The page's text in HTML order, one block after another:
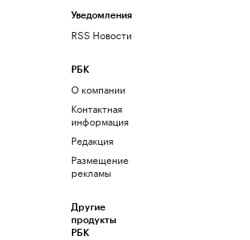
Уведомления
RSS Новости
РБК
О компании
Контактная
информация
Редакция
Размещение
рекламы
Другие
продукты
РБК